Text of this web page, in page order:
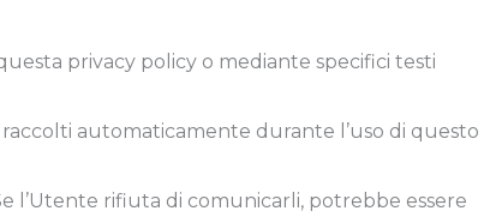
privacy policy o mediante specifici testi
raccolti automaticamente durante l’uso di questo
l’Utente rifiuta di comunicarli, potrebbe essere